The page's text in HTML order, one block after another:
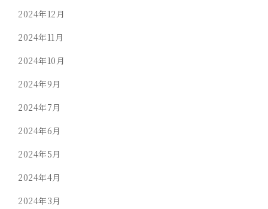
2024年12月
2024年11月
2024年10月
2024年9月
2024年7月
2024年6月
2024年5月
2024年4月
2024年3月